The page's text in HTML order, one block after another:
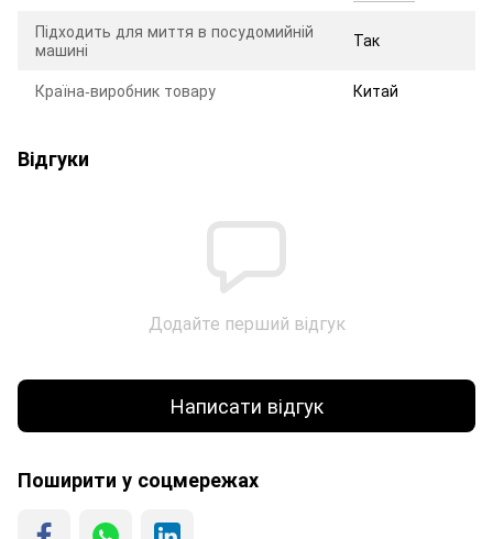
Підходить для миття в посудомийній
машині
Так
Країна-виробник товару Китай
Відгуки
Додайте перший відгук
Написати відгук
Поширити у соцмережах